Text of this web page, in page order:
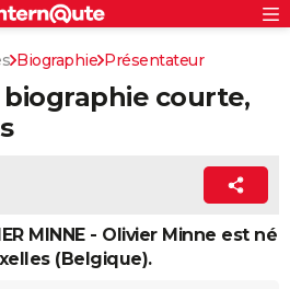
Rechercher
S'inscrire
Connexion
Biographie Présentateur
biographie courte,
MINNE - Olivier Minne est né
(Belgique).